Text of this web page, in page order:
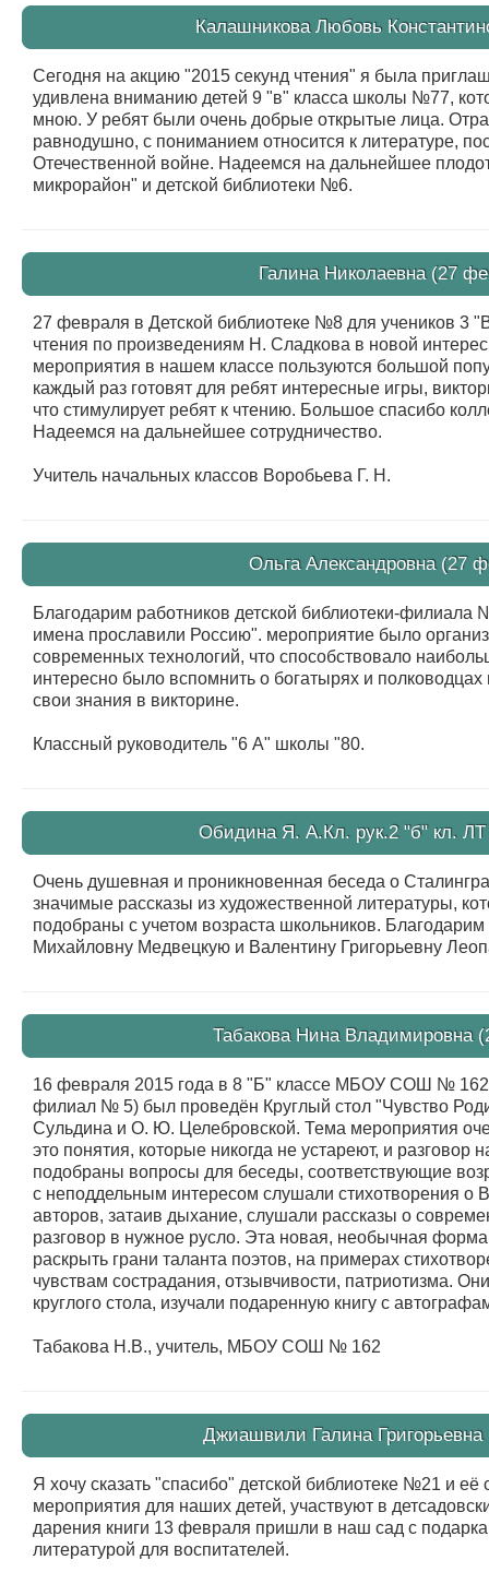
Калашникова Любовь
Сегодня на акцию "2015 секунд чтения" я была
удивлена вниманию детей 9 "в" класса школы №77,
мною. У ребят были очень добрые открытые лица.
равнодушно, с пониманием относится к литературе,
Отечественной войне. Надеемся на дальнейшее
микрорайон" и детской библиотеки №6.
Галина Николаевна (27
27 февраля в Детской библиотеке №8 для учеников 3
чтения по произведениям Н. Сладкова в новой
мероприятия в нашем классе пользуются большой
каждый раз готовят для ребят интересные игры,
что стимулирует ребят к чтению. Большое спасибо
Надеемся на дальнейшее сотрудничество.
Учитель начальных классов Воробьева Г. Н.
Ольга Александровна (27
Благодарим работников детской библиотеки-филиала
имена прославили Россию". мероприятие было
современных технологий, что способствовало
интересно было вспомнить о богатырях и
свои знания в викторине.
Классный руководитель "6 А" школы "80.
Обидина Я. А.Кл. рук.2 "б" кл.
Очень душевная и проникновенная беседа о
значимые рассказы из художественной литературы,
подобраны с учетом возраста школьников.
Михайловну Медвецкую и Валентину Григорьевну
Табакова Нина Владимировна
16 февраля 2015 года в 8 "Б" классе МБОУ СОШ №
филиал № 5) был проведён Круглый стол "Чувство
Сульдина и О. Ю. Целебровской. Тема мероприятия
это понятия, которые никогда не устареют, и разговор
подобраны вопросы для беседы, соответствующие
с неподдельным интересом слушали стихотворения о
авторов, затаив дыхание, слушали рассказы о
разговор в нужное русло. Эта новая, необычная
раскрыть грани таланта поэтов, на примерах
чувствам сострадания, отзывчивости, патриотизма.
круглого стола, изучали подаренную книгу с
Табакова Н.В., учитель, МБОУ СОШ № 162
Джиашвили Галина
Я хочу сказать "спасибо" детской библиотеке №21 и
мероприятия для наших детей, участвуют в
дарения книги 13 февраля пришли в наш сад с
литературой для воспитателей.